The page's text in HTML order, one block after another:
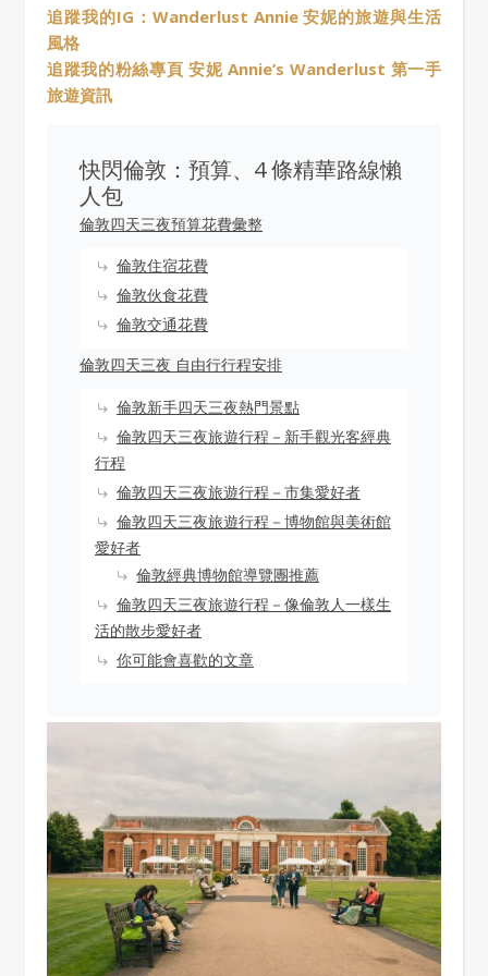
追蹤我的IG：Wanderlust Annie 安妮的旅遊與生活
風格
追蹤我的粉絲專頁 安妮 Annie’s Wanderlust 第一手
旅遊資訊
快閃倫敦：預算、4 條精華路線懶
人包
倫敦四天三夜預算花費彙整
倫敦住宿花費
倫敦伙食花費
倫敦交通花費
倫敦四天三夜 自由行行程安排
倫敦新手四天三夜熱門景點
倫敦四天三夜旅遊行程－新手觀光客經典
行程
倫敦四天三夜旅遊行程－市集愛好者
倫敦四天三夜旅遊行程－博物館與美術館
愛好者
倫敦經典博物館導覽團推薦
倫敦四天三夜旅遊行程－像倫敦人一樣生
活的散步愛好者
你可能會喜歡的文章